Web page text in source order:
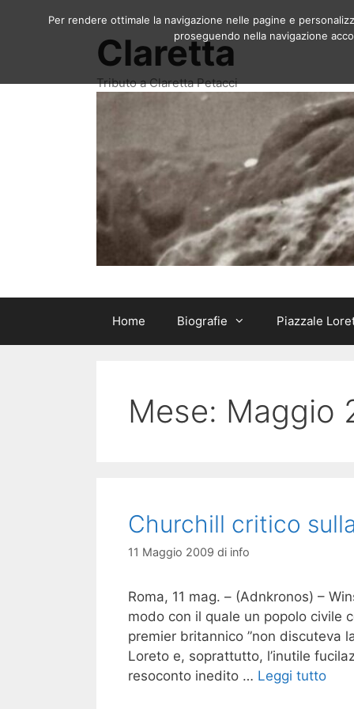
Claretta
Tributo a Claretta Petacci
Home Biografie Piazzale
Mese: Maggio
Churchill critico
11 Maggio 2009 di info
Roma, 11 mag. – (Adnkronos) –
modo con il quale un popolo civile
premier britannico ”non discuteva
Loreto e, soprattutto, l’inutile
resoconto inedito … Leggi tutto
Per rendere ottimale la navigazione nelle pagine e
proseguendo nella navigazione